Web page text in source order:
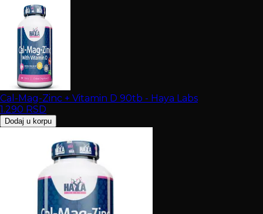
Cal-Mag-Zinc + Vitamin D 90tb - Haya Labs
1.290 RSD
Dodaj u korpu